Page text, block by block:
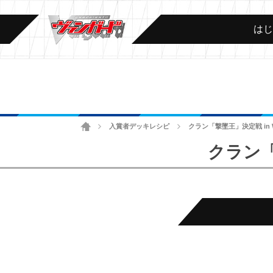
は
ホーム 入賞者デッキレシピ クラン「撃墜王」決定戦 in
クラン